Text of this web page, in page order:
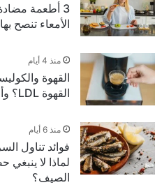
3 أطعمة
الأمعاء تنصح
منذ 4 أيام
القهوة
القهوة LDL؟ وأي نوع أفضل؟
منذ 6 أيام
فوائد تناول
لماذا لا
الصيف؟